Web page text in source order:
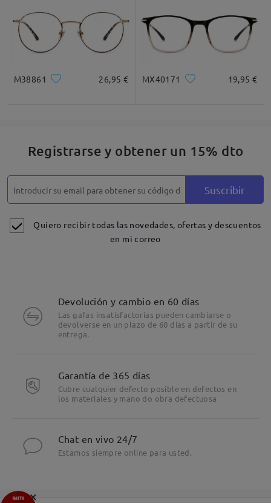
M38861 26,95 € MX40171 19,95 €
Registrarse y obtener un 15% dto
Suscribir
Quiero recibir todas las novedades, ofertas y descuentos
en mi correo
Devolución y cambio en 60 días
Las gafas insatisfactorias pueden cambiarse o
devolverse en un plazo de 60 días a partir de su
entrega.
Garantía de 365 días
Cubre cualquier defecto posible en defectos en
los materiales y mano do obra defectuosa
Chat en vivo 24/7
Estamos siempre online para usted.
×